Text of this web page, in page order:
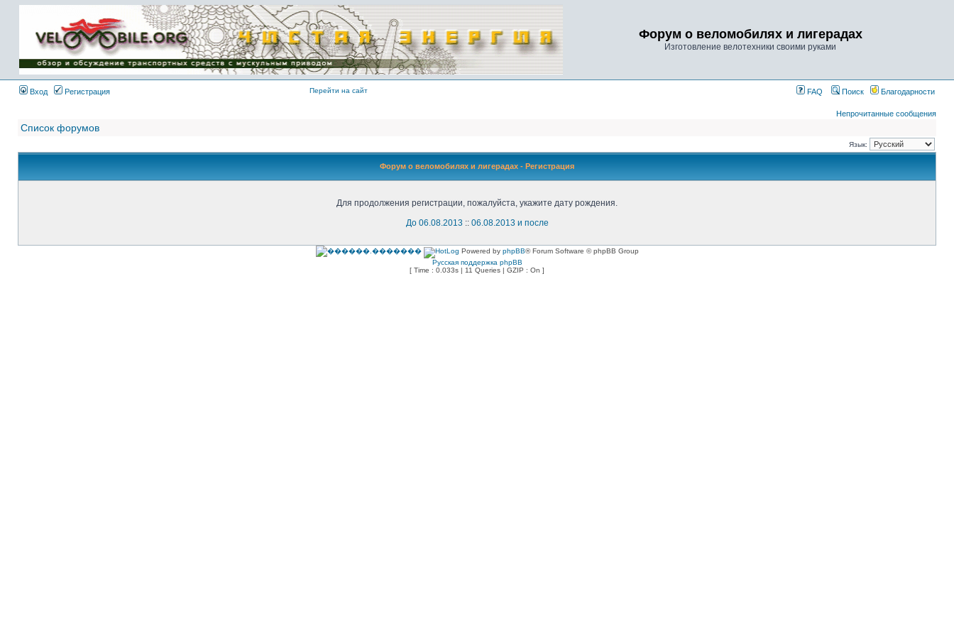
Имя пользователя:
Пароль:
{ LOG_ME_IN_SHORT
}
Форум о веломобилях и лигерадах
Изготовление велотехники своими руками
Вход Регистрация Перейти на сайт FAQ Поиск Благодарности
Непрочитанные сообщения
Список форумов
Язык:
Форум о веломобилях и лигерадах - Регистрация
Для продолжения регистрации, пожалуйста, укажите дату рождения.
До 06.08.2013 :: 06.08.2013 и после
Powered by phpBB® Forum Software © phpBB Group
Русская поддержка phpBB
[ Time : 0.033s | 11 Queries | GZIP : On ]